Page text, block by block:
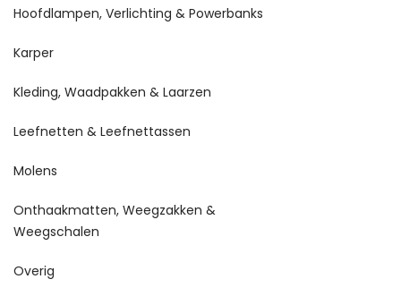
Hoofdlampen, Verlichting & Powerbanks
Karper
Kleding, Waadpakken & Laarzen
Leefnetten & Leefnettassen
Molens
Onthaakmatten, Weegzakken &
Weegschalen
Overig